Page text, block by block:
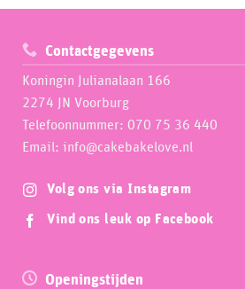
Contactgegevens
Koningin Julianalaan 166
2274 JN Voorburg
Telefoonnummer: 070 75 36 440
Email: info@cakebakelove.nl
Volg ons via Instagram
Vind ons leuk op Facebook
Openingstijden